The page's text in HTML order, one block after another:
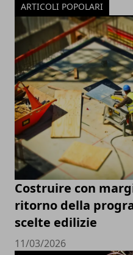
ARTICOLI POPOLARI
Costruire con
ritorno della
scelte edilizie
11/03/2026